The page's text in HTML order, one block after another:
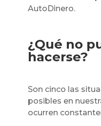
AutoDinero.
¿Qué no
hacerse?
Son cinco las
posibles en
ocurren